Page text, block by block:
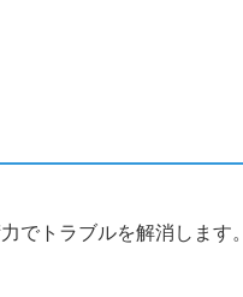
でトラブルを解消します。